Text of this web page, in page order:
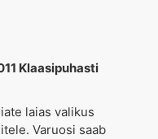
Klaasipuhasti
laias valikus
Varuosi saab